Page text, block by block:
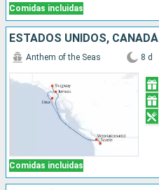
Comidas incluidas
ESTADOS UNIDOS, CANADÁ
Comidas incluidas
Anthem of the Seas 8 d